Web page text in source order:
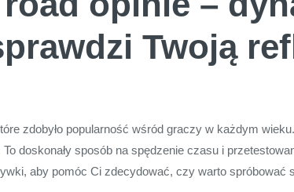
Twoją
zdobyło popularność wśród graczy w każdym
doskonały sposób na spędzenie czasu i
aby pomóc Ci zdecydować, czy warto